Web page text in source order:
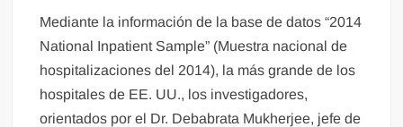
Mediante la información de la base de datos “2014
National Inpatient Sample” (Muestra nacional de
hospitalizaciones del 2014), la más grande de los
hospitales de EE. UU., los investigadores,
orientados por el Dr. Debabrata Mukherjee, jefe de